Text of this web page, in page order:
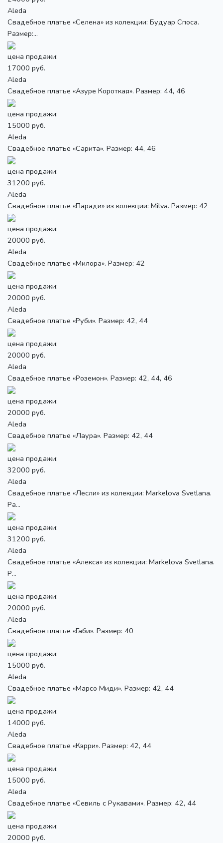
Aleda
Свадебное платье «Селена» из колекции: Будуар Споса.
Размер:...
цена продажи:
17000 руб.
Aleda
Свадебное платье «Азуре Короткая». Размер: 44, 46
цена продажи:
15000 руб.
Aleda
Свадебное платье «Сарита». Размер: 44, 46
цена продажи:
31200 руб.
Aleda
Свадебное платье «Паради» из колекции: Milva. Размер: 42
цена продажи:
20000 руб.
Aleda
Свадебное платье «Милора». Размер: 42
цена продажи:
20000 руб.
Aleda
Свадебное платье «Руби». Размер: 42, 44
цена продажи:
20000 руб.
Aleda
Свадебное платье «Роземон». Размер: 42, 44, 46
цена продажи:
20000 руб.
Aleda
Свадебное платье «Лаура». Размер: 42, 44
цена продажи:
32000 руб.
Aleda
Свадебное платье «Лесли» из колекции: Markelova Svetlana.
Ра...
цена продажи:
31200 руб.
Aleda
Свадебное платье «Алекса» из колекции: Markelova Svetlana.
Р...
цена продажи:
20000 руб.
Aleda
Свадебное платье «Габи». Размер: 40
цена продажи:
15000 руб.
Aleda
Свадебное платье «Марсо Миди». Размер: 42, 44
цена продажи:
14000 руб.
Aleda
Свадебное платье «Кэрри». Размер: 42, 44
цена продажи:
15000 руб.
Aleda
Свадебное платье «Севиль с Рукавами». Размер: 42, 44
цена продажи:
20000 руб.